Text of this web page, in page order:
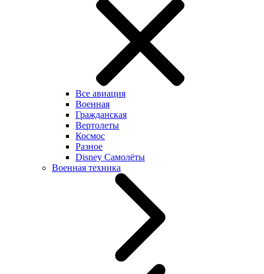
Все авиация
Военная
Гражданская
Вертолеты
Космос
Разное
Disney Самолёты
Военная техника